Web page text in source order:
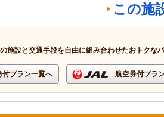
この施
施設と交通手段を自由に組み合わせたおトクな
プラン一覧へ 航空券付プラ